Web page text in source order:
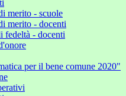
merito - scuole
merito - docenti
fedeltà - docenti
per il bene comune 2020"